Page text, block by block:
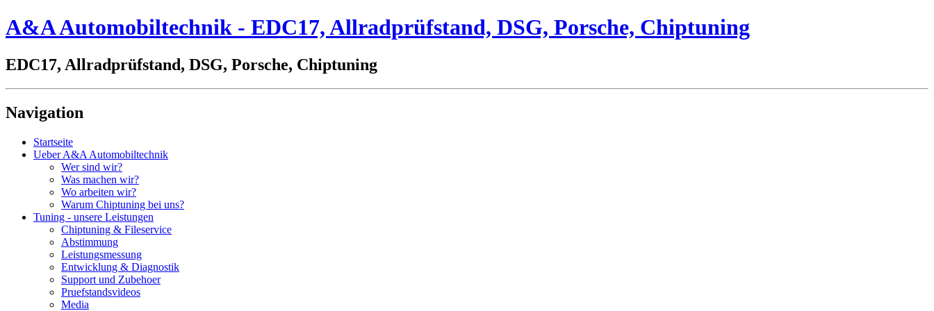
A&A Automobiltechnik - EDC17, Allradprüfstand, DSG, Porsche, Chiptuning
EDC17, Allradprüfstand, DSG, Porsche, Chiptuning
Navigation
Startseite
Ueber A&A Automobiltechnik
Wer sind wir?
Was machen wir?
Wo arbeiten wir?
Warum Chiptuning bei uns?
Tuning - unsere Leistungen
Chiptuning & Fileservice
Abstimmung
Leistungsmessung
Entwicklung & Diagnostik
Support und Zubehoer
Pruefstandsvideos
Media